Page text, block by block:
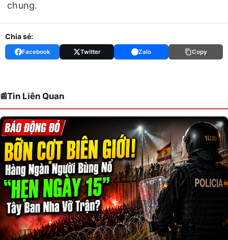
chung.
Chia sẻ:
Facebook Twitter Zalo Copy
Tin Liên Quan